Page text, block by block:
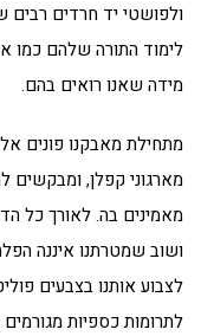
ולפושטי יד חרדים
לימוד התורה שלהם כמו
מידה שאנו רואים בהם.
מתחילת מאבקנו פונים
מארגוני קפלן,
מאמינים בה. לאורך כל
ושוב שמטרתנו איננה
לצבוע אותנו בצבעים
לתרומות כספיות